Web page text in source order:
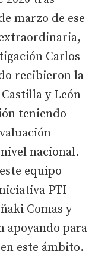
marzo de ese
Carlos
recibieron la
y León
teniendo
nacional.
equipo
PTI
Comas y
apoyando para
este ámbito.